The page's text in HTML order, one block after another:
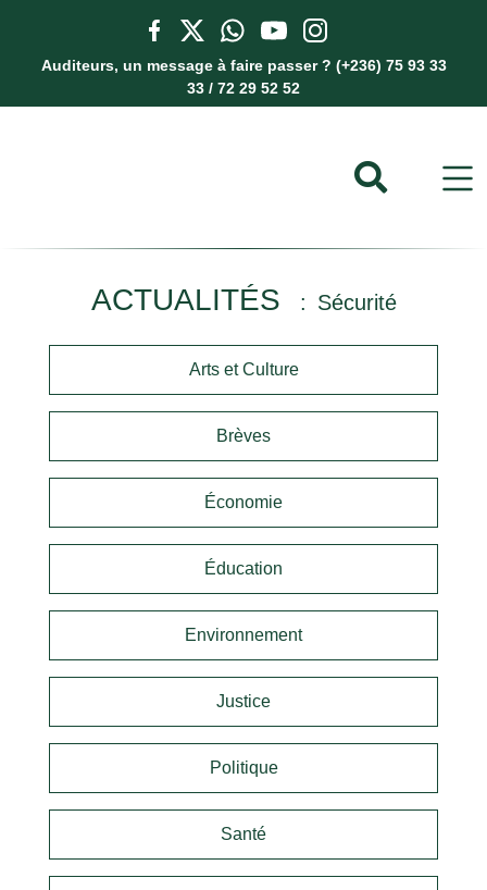
Auditeurs, un message à faire passer ? (+236) 75 93 33
33 / 72 29 52 52
ACTUALITÉS Sécurité
Arts et Culture
Brèves
Économie
Éducation
Environnement
Justice
Politique
Santé